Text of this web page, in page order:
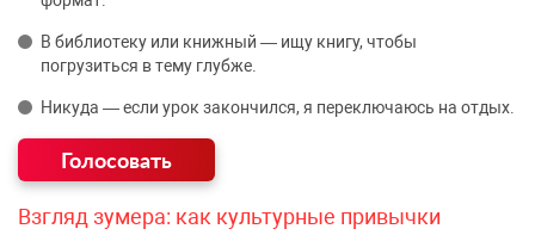
В библиотеку или книжный — ищу книгу, чтобы
погрузиться в тему глубже.
Никуда — если урок закончился, я переключаюсь на отдых.
Взгляд зумера: как культурные привычки